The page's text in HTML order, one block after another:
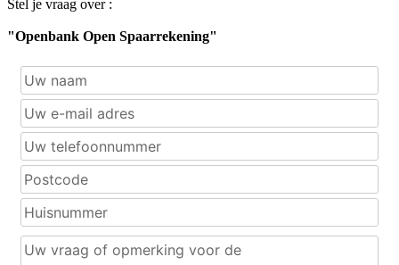
Stel je vraag over :
"Openbank Open Spaarrekening"